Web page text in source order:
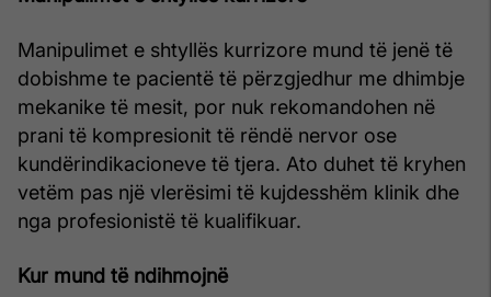
Manipulimet e shtyllës kurrizore mund të jenë të
dobishme te pacientë të përzgjedhur me dhimbje
mekanike të mesit, por nuk rekomandohen në
prani të kompresionit të rëndë nervor ose
kundërindikacioneve të tjera. Ato duhet të kryhen
vetëm pas një vlerësimi të kujdesshëm klinik dhe
nga profesionistë të kualifikuar.
Kur mund të ndihmojnë